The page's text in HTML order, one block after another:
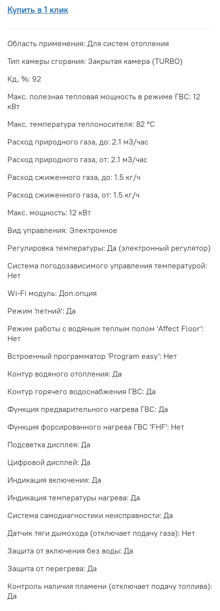
Купить в 1 клик
Область применения: Для систем отопления
Тип камеры сгорания: Закрытая камера (TURBO)
Кд, %: 92
Макс. полезная тепловая мощность в режиме ГВС: 12
кВт
Макс. температура теплоносителя: 82 °С
Расход природного газа, до: 2.1 м3/час
Расход природного газа, от: 2.1 м3/час
Расход сжиженного газа, до: 1.5 кг/ч
Расход сжиженного газа, от: 1.5 кг/ч
Макс. мощность: 12 кВт
Вид управления: Электронное
Регулировка температуры: Да (электронный регулятор)
Система погодозависимого управления температурой:
Нет
Wi-Fi модуль: Доп.опция
Режим 'летний': Да
Режим работы с водяным теплым полом 'Affect Floor':
Нет
Встроенный программатор 'Program easy': Нет
Контур водяного отопления: Да
Контур горячего водоснабжения ГВС: Да
Функция предварительного нагрева ГВС: Да
Функция форсированного нагрева ГВС 'FHF': Нет
Подсветка дисплея: Да
Цифровой дисплей: Да
Индикация включения: Да
Индикация температуры нагрева: Да
Система самодиагностики неисправности: Да
Датчик тяги дымохода (отключает подачу газа): Нет
Защита от включения без воды: Да
Защита от перегрева: Да
Контроль наличия пламени (отключает подачу топлива):
Да